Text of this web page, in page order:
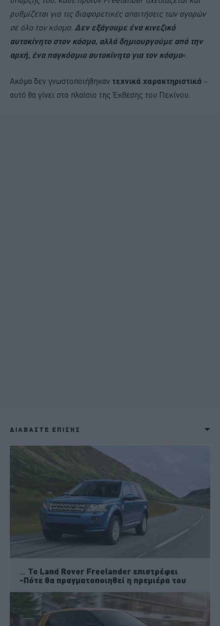
ρυθμίζεται για τις διαφορετικές απαιτήσεις των αγορών
σε όλο τον κόσμο. Δεν εξάγουμε ένα κινεζικό
αυτοκίνητο στον κόσμο, αλλά δημιουργούμε από την
αρχή, ένα παγκόσμιο αυτοκίνητο για τον κόσμο».
Ακόμα δεν γνωστοποιήθηκαν τεχνικά χαρακτηριστικά –
αυτό θα γίνει στο πλαίσιο της Έκθεσης του Πεκίνου.
ΔΙΑΒΑΣΤΕ ΕΠΙΣΗΣ
Το Land Rover Freelander επιστρέφει
-Πότε θα πραγματοποιηθεί η πρεμιέρα του